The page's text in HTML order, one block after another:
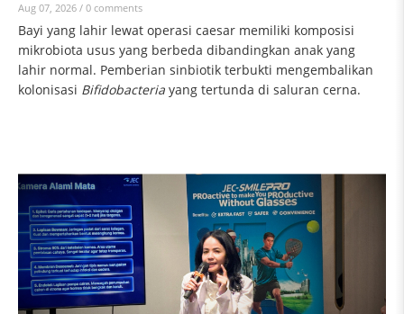
Aug 07, 2026 / 0 comments
Bayi yang lahir lewat operasi caesar memiliki komposisi
mikrobiota usus yang berbeda dibandingkan anak yang
lahir normal. Pemberian sinbiotik terbukti mengembalikan
kolonisasi Bifidobacteria yang tertunda di saluran cerna.